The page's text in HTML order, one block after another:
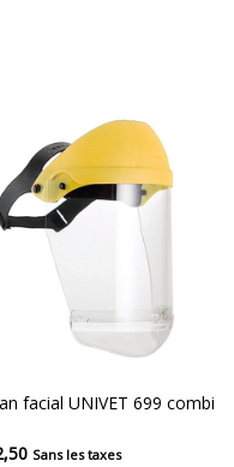
facial UNIVET 699 combi
Sans les taxes